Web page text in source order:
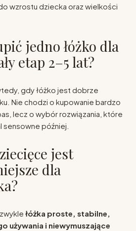
wzrostu dziecka oraz wielkości
jedno łóżko dla
etap 2–5 lat?
gdy łóżko jest dobrze
Nie chodzi o kupowanie bardzo
lecz o wybór rozwiązania, które
później.
jest
dla
łóżka proste, stabilne,
używania i niewymuszające